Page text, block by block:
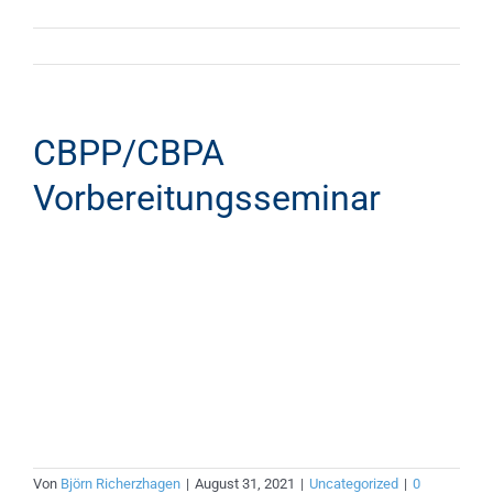
CBPP/CBPA
Vorbereitungsseminar
Von Björn Richerzhagen | August 31, 2021 | Uncategorized | 0